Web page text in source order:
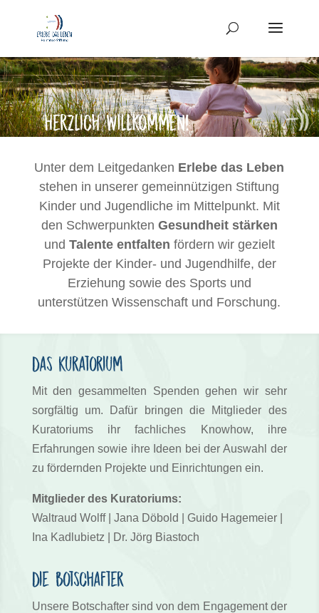
Unter dem Leitgedanken Erlebe das Leben
stehen in unserer gemeinnützigen Stiftung
Kinder und Jugendliche im Mittelpunkt. Mit
den Schwerpunkten Gesundheit stärken
und Talente entfalten fördern wir gezielt
Projekte der Kinder- und Jugendhilfe, der
Erziehung sowie des Sports und
unterstützen Wissenschaft und Forschung.
Das Kuratorium
Mit den gesammelten Spenden gehen wir sehr
sorgfältig um. Dafür bringen die Mitglieder des
Kuratoriums ihr fachliches Knowhow, ihre
Erfahrungen sowie ihre Ideen bei der Auswahl der
zu fördernden Projekte und Einrichtungen ein.
Mitglieder des Kuratoriums:
Waltraud Wolff | Jana Döbold | Guido Hagemeier |
Ina Kadlubietz | Dr. Jörg Biastoch
Die Botschafter
Unsere Botschafter sind von dem Engagement der